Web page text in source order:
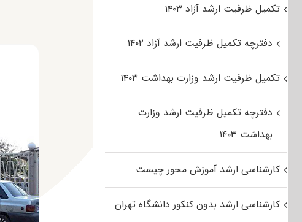
تکمیل ظرفیت ارشد آزاد ۱۴۰۳
دفترچه تکمیل ظرفیت ارشد آزاد ۱۴۰۲
تکمیل ظرفیت ارشد وزارت بهداشت ۱۴۰۳
دفترچه تکمیل ظرفیت ارشد وزارت
بهداشت ۱۴۰۳
کارشناسی ارشد آموزش محور چیست
کارشناسی ارشد بدون کنکور دانشگاه تهران